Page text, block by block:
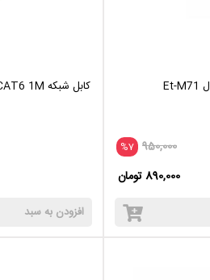
%7 950,000
890,000 تومان
کابل شبکه BELDEN CDT UTP CAT6 1M
افزودن به سبد